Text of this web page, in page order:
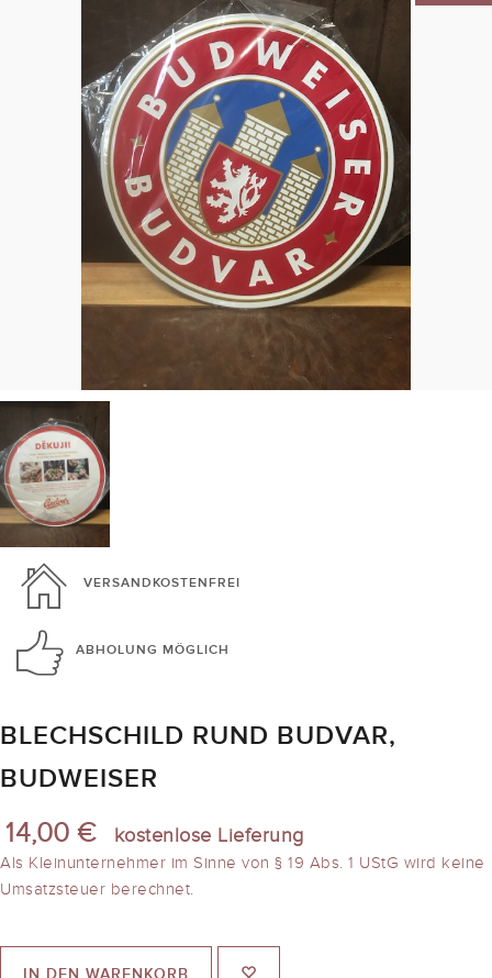
VERSANDKOSTENFREI
ABHOLUNG MÖGLICH
BLECHSCHILD RUND BUDVAR,
BUDWEISER
14,00 € kostenlose Lieferung
Als Kleinunternehmer im Sinne von § 19 Abs. 1 UStG wird keine
Umsatzsteuer berechnet.